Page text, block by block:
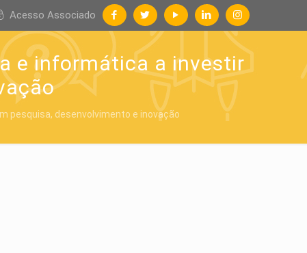
Acesso Associado
e informática a investir
pesquisa, desenvolvimento e inovação